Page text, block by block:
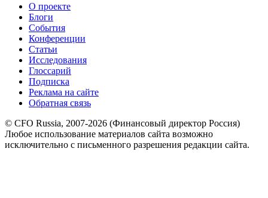
О проекте
Блоги
События
Конференции
Статьи
Исследования
Глоссарий
Подписка
Реклама на сайте
Обратная связь
© CFO Russia, 2007-2026 (Финансовый директор Россия)
Любое использование материалов сайта возможно
исключительно с письменного разрешения редакции сайта.